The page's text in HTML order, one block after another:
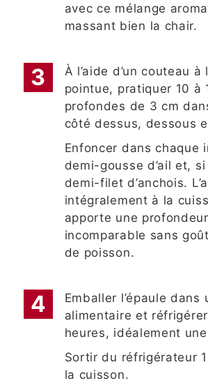
avec ce mélange
massant bien la chair.
À l’aide d’un couteau
pointue, pratiquer 10 à
profondes de 3 cm
côté dessus, dessous
Enfoncer dans chaque
demi-gousse d’ail et,
demi-filet d’anchois.
intégralement à la
apporte une
incomparable sans
de poisson.
Emballer l’épaule dans
alimentaire et
heures, idéalement
Sortir du réfrigérateur
la cuisson.